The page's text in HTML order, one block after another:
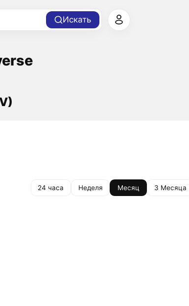
Искать
24 часа Неделя Месяц 3 Месяца